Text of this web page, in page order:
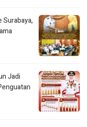
Surabaya,
Jadi